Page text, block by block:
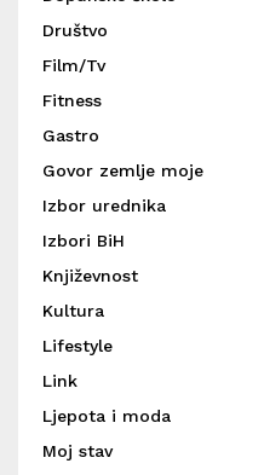
Društvo
Film/Tv
Fitness
Gastro
Govor zemlje moje
Izbor urednika
Izbori BiH
Književnost
Kultura
Lifestyle
Link
Ljepota i moda
Moj stav